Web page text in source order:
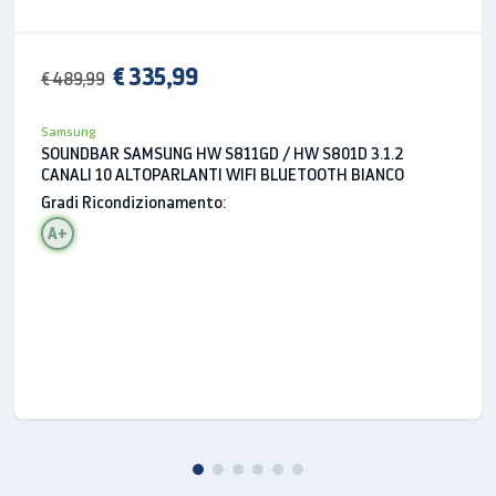
Goditi scene buie e luminose perfettamente
bilanciate con un contrasto accentuato per
apprezzarne appieno la profondità e le sfumature.
Sugli Hotel TV della serie HAU8000 è tutto
incredibile.
€ 489,99 € 335,99
Samsung
SOUNDBAR SAMSUNG HW S811GD / HW S801D 3.1.2
CANALI 10 ALTOPARLANTI WIFI BLUETOOTH BIANCO
Gradi Ricondizionamento:
A+